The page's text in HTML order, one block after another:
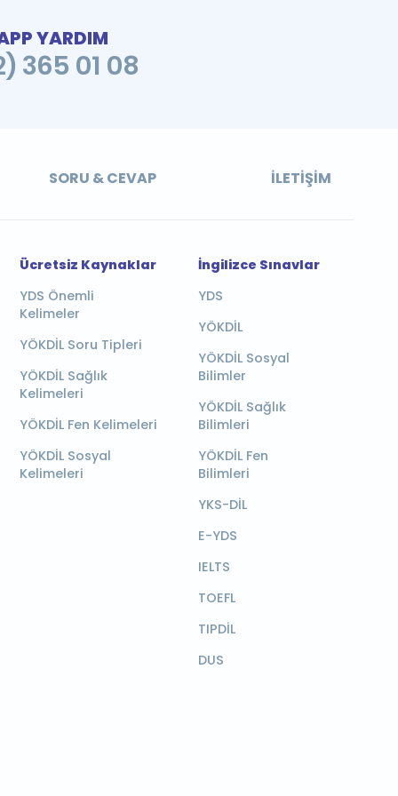
YARDIM
365 01 08
SORU & CEVAP İLETIŞIM
Ücretsiz Kaynaklar
YDS Önemli
Kelimeler
YÖKDİL Soru Tipleri
YÖKDİL Sağlık
Kelimeleri
YÖKDİL Fen Kelimeleri
YÖKDİL Sosyal
Kelimeleri
İngilizce Sınavlar
YDS
YÖKDİL
YÖKDİL Sosyal
Bilimler
YÖKDİL Sağlık
Bilimleri
YÖKDİL Fen
Bilimleri
YKS-DİL
E-YDS
IELTS
TOEFL
TIPDİL
DUS